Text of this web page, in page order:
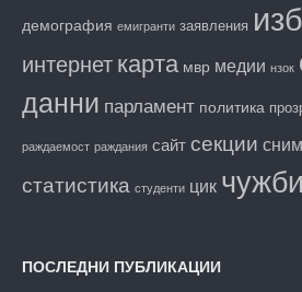
демография емигранти заявления
интернет карта мвр медии нзок
данни парламент политика
раждаемост раждания сайт секции
статистика студенти цик
ПОСЛЕДНИ ПУБЛИКАЦИИ